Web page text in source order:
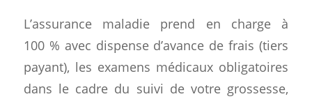
L’assurance maladie prend en charge à
100 % avec dispense d’avance de frais (tiers
payant), les examens médicaux obligatoires
dans le cadre du suivi de votre grossesse,